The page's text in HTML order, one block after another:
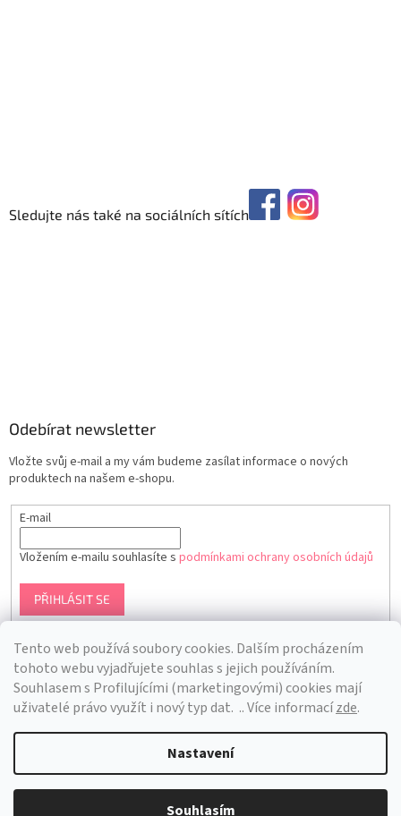
Tento web používá soubory cookies. Dalším procházením
tohoto webu vyjadřujete souhlas s jejich používáním.
Souhlasem s Profilujícími (marketingovými) cookies mají
uživatelé právo využít i nový typ dat. .. Více informacízde.
Nastavení
Souhlasím
Sledujte nás také na sociálních sítích
Odebírat newsletter
Vložte svůj e-mail a my vám budeme zasílat informace o nových
produktech na našem e-shopu.
E-mail
Vložením e-mailu souhlasíte s podmínkami ochrany osobních údajů
PŘIHLÁSIT SE
Vytvořil Shoptet
Bra Hunting. Všechna práva vyhrazena.